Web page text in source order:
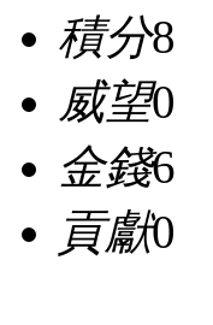
積分8
威望0
金錢6
貢獻0